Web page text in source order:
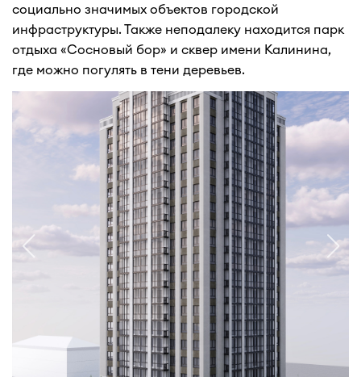
социально значимых объектов городской
инфраструктуры. Также неподалеку находится парк
отдыха «Сосновый бор» и сквер имени Калинина,
где можно погулять в тени деревьев.